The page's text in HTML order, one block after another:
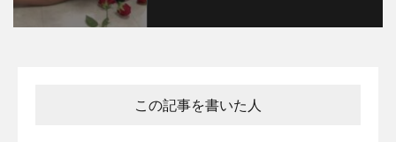
この記事を書いた人